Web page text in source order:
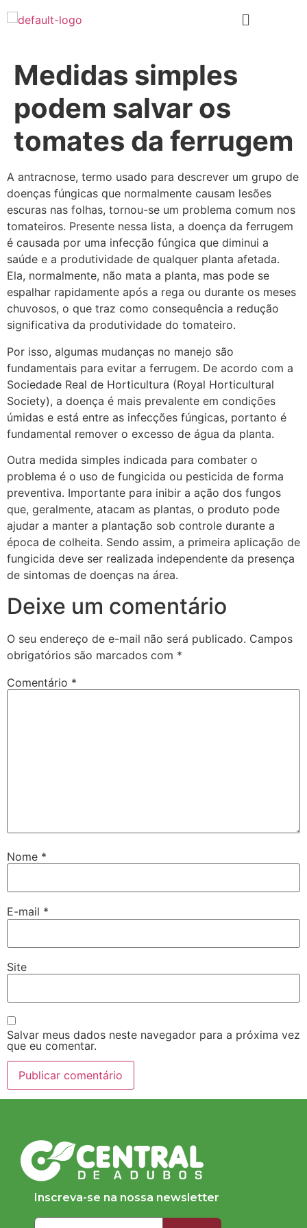
Medidas simples
podem salvar os
tomates da ferrugem
A antracnose, termo usado para descrever um grupo de
doenças fúngicas que normalmente causam lesões
escuras nas folhas, tornou-se um problema comum nos
tomateiros. Presente nessa lista, a doença da ferrugem
é causada por uma infecção fúngica que diminui a
saúde e a produtividade de qualquer planta afetada.
Ela, normalmente, não mata a planta, mas pode se
espalhar rapidamente após a rega ou durante os meses
chuvosos, o que traz como consequência a redução
significativa da produtividade do tomateiro.
Por isso, algumas mudanças no manejo são
fundamentais para evitar a ferrugem. De acordo com a
Sociedade Real de Horticultura (Royal Horticultural
Society), a doença é mais prevalente em condições
úmidas e está entre as infecções fúngicas, portanto é
fundamental remover o excesso de água da planta.
Outra medida simples indicada para combater o
problema é o uso de fungicida ou pesticida de forma
preventiva. Importante para inibir a ação dos fungos
que, geralmente, atacam as plantas, o produto pode
ajudar a manter a plantação sob controle durante a
época de colheita. Sendo assim, a primeira aplicação de
fungicida deve ser realizada independente da presença
de sintomas de doenças na área.
Deixe um comentário
O seu endereço de e-mail não será publicado. Campos
obrigatórios são marcados com *
Comentário *
Nome *
E-mail *
Site
Salvar meus dados neste navegador para a próxima vez
que eu comentar.
Inscreva-se na nossa newsletter